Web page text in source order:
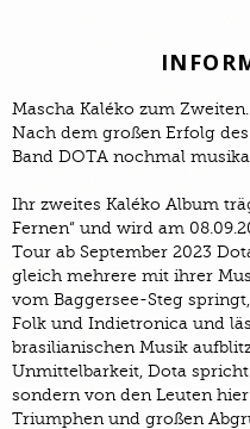
Mascha Kaléko zum Zweiten.
Nach dem großen Erfolg
Band DOTA nochmal
Ihr zweites Kaléko Album
Fernen“ und wird am
Tour ab September 2023
gleich mehrere mit ihrer
vom Baggersee-Steg
Folk und Indietronica und
brasilianischen Musik
Unmittelbarkeit, Dota
sondern von den Leuten
Triumphen und großen